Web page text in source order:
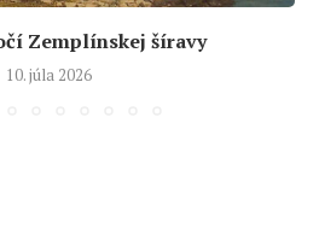
Zemplínskej šíravy
10. júla 2026